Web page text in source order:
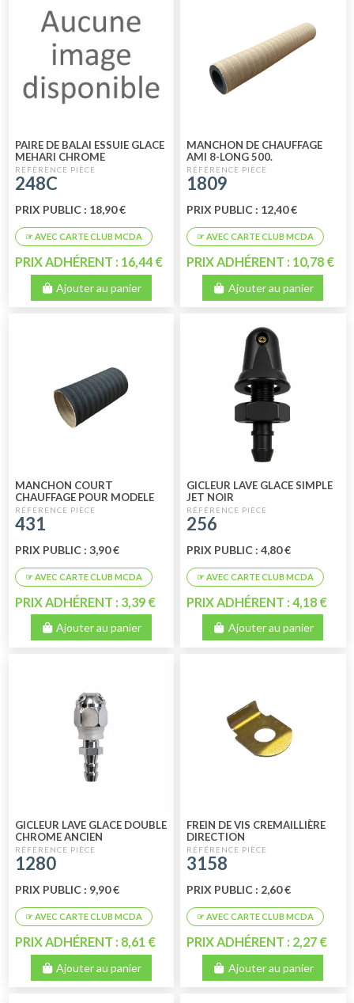
PAIRE DE BALAI ESSUIE GLACE
MEHARI CHROME
248C
PRIX PUBLIC : 18,90 €
PRIX ADHÉRENT : 16,44 €
Ajouter au panier
MANCHON DE CHAUFFAGE
AMI 8-LONG 500.
1809
PRIX PUBLIC : 12,40 €
PRIX ADHÉRENT : 10,78 €
Ajouter au panier
MANCHON COURT
CHAUFFAGE POUR MODELE
602CM3
431
PRIX PUBLIC : 3,90 €
PRIX ADHÉRENT : 3,39 €
Ajouter au panier
GICLEUR LAVE GLACE SIMPLE
JET NOIR
256
PRIX PUBLIC : 4,80 €
PRIX ADHÉRENT : 4,18 €
Ajouter au panier
GICLEUR LAVE GLACE DOUBLE
CHROME ANCIEN
1280
PRIX PUBLIC : 9,90 €
PRIX ADHÉRENT : 8,61 €
Ajouter au panier
FREIN DE VIS CREMAILLIÈRE
DIRECTION
3158
PRIX PUBLIC : 2,60 €
PRIX ADHÉRENT : 2,27 €
Ajouter au panier